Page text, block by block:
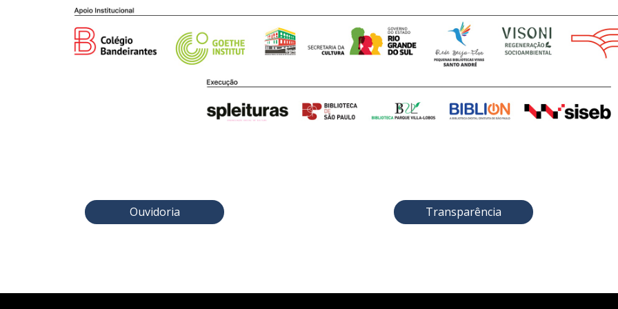
Ouvidoria Transparência